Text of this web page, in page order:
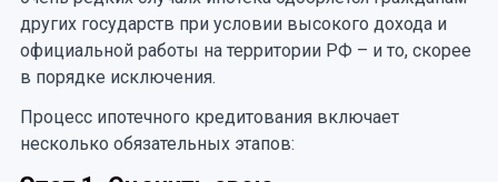
других государств при условии высокого дохода и
официальной работы на территории РФ – и то, скорее
в порядке исключения.
Процесс ипотечного кредитования включает
несколько обязательных этапов: